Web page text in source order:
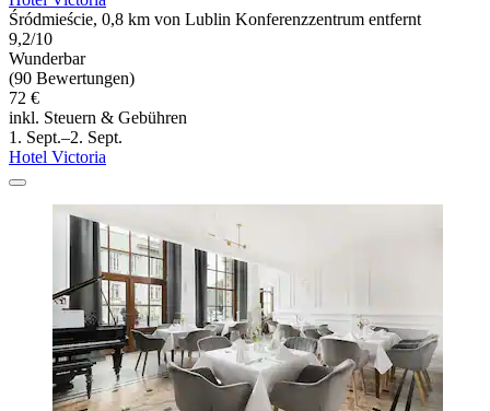
Śródmieście, 0,8 km von Lublin Konferenzzentrum entfernt
9,2/10
Wunderbar
(90 Bewertungen)
72 €
inkl. Steuern & Gebühren
1. Sept.–2. Sept.
Hotel Victoria